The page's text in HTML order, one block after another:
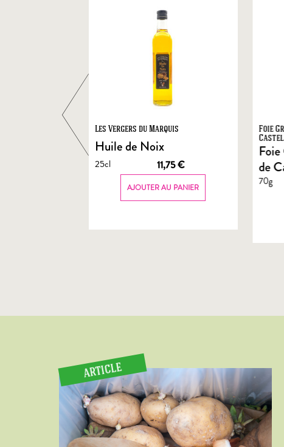
Les Vergers du Marquis
Huile de Noix
25cl 11,75€
AJOUTER AU PANIER
Foie
de
70g
ARTICLE